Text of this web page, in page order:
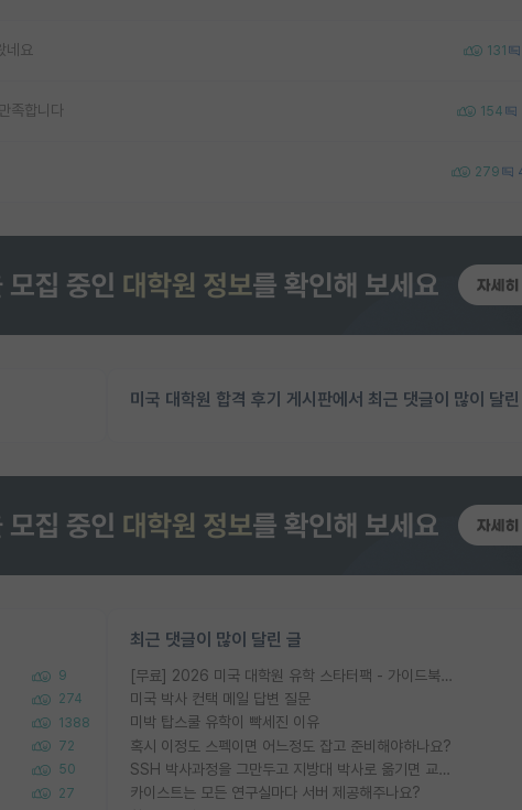
네요 131
족합니다 154
279
미국 대학원 합격 후기 게시판에서 최근 댓글이 많이 달
9
274
1388
72
50
27
최근 댓글이 많이 달린 글
[무료] 2026 미국 대학원 유학 스타터팩 - 가이드북 & 합격자 컨택메일 템플릿
미국 박사 컨택 메일 답변 질문
미박 탑스쿨 유학이 빡세진 이유
혹시 이정도 스펙이면 어느정도 잡고 준비해야하나요?
SSH 박사과정을 그만두고 지방대 박사로 옮기면 교수의 꿈은 끝일까요?
카이스트는 모든 연구실마다 서버 제공해주나요?